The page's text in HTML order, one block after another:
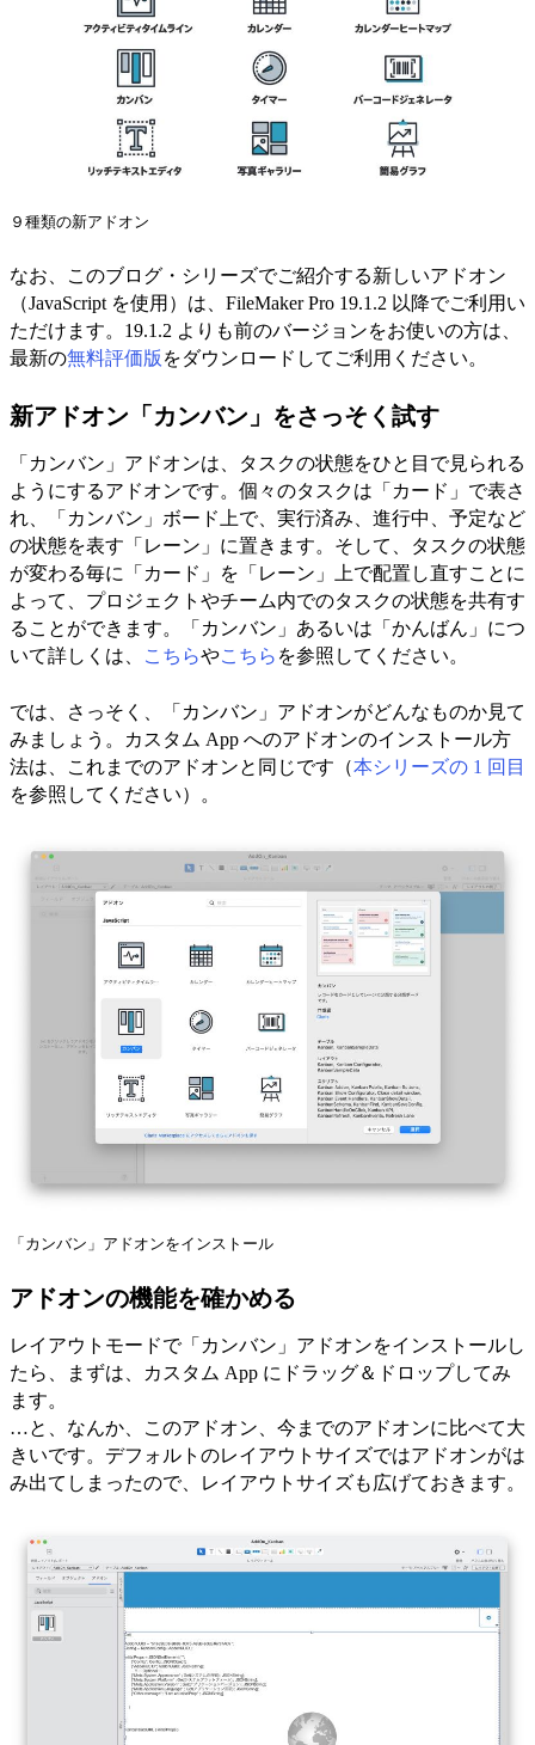
９種類の新アドオン
なお、このブログ・シリーズでご紹介する新しいアドオン
（JavaScript を使用）は、FileMaker Pro 19.1.2 以降でご利用い
ただけます。19.1.2 よりも前のバージョンをお使いの方は、
最新の無料評価版 をダウンロードしてご利用ください。
新アドオン「カンバン」をさっそく試す
「カンバン」アドオンは、タスクの状態をひと目で見られる
ようにするアドオンです。個々のタスクは「カード」で表さ
れ、「カンバン」ボード上で、実行済み、進行中、予定など
の状態を表す「レーン」に置きます。そして、タスクの状態
が変わる毎に「カード」を「レーン」上で配置し直すことに
よって、プロジェクトやチーム内でのタスクの状態を共有す
ることができます。「カンバン」あるいは「かんばん」につ
いて詳しくは、
こちらやこちら を参照してください。
では、さっそく、「カンバン」アドオンがどんなものか見て
みましょう。カスタム App へのアドオンのインストール方
法は、これまでのアドオンと同じです（本シリーズの 1 回目
を参照してください）。
「カンバン」アドオンをインストール
アドオンの機能を確かめる
レイアウトモードで「カンバン」アドオンをインストールし
たら、まずは、カスタム App にドラッグ＆ドロップしてみ
ます。
…と、なんか、このアドオン、今までのアドオンに比べて大
きいです。デフォルトのレイアウトサイズではアドオンがは
み出てしまったので、レイアウトサイズも広げておきます。